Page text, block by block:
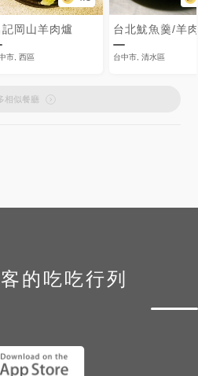
記岡山羊肉爐
市, 西區
台北魷魚羹/羊
台中市, 清水區
相似餐廳
的吃吃行列